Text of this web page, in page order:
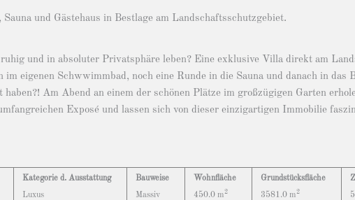
und Gästehaus in Bestlage am Landschaftsschutzgebiet.
und in absoluter Privatsphäre leben? Eine exklusive Villa direkt am
im eigenen Schwwimmbad, noch eine Runde in die Sauna und danach in das
haben?! Am Abend an einem der schönen Plätze im großzügigen Garten
Exposé und lassen sich von dieser einzigartigen Immobilie
Kategorie d. Ausstattung
Luxus
Bauweise
Massiv
Wohnfläche
450.0 m2
Grundstücksfläche
3581.0 m2